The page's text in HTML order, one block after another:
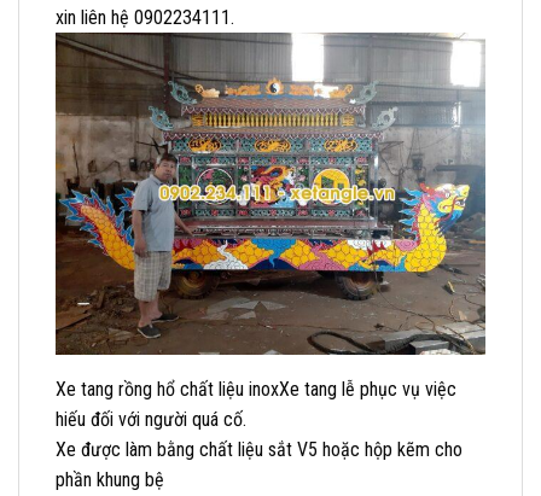
xin liên hệ 0902234111.
Xe tang rồng hổ chất liệu inoxXe tang lễ phục vụ việc
hiếu đối với người quá cố.
Xe được làm bằng chất liệu sắt V5 hoặc hộp kẽm cho
phần khung bệ